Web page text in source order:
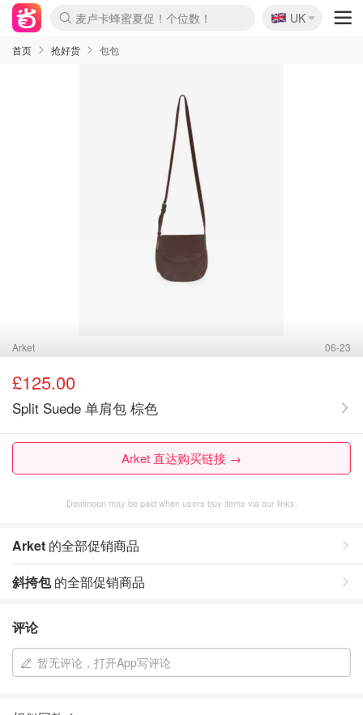
Prada/Miu 4.8折！
啥？必胜客披萨5折！
🇬🇧
UK
首页 抢好货 包包
Arket 06-23
£125.00
Split Suede 单肩包 棕色
Arket 直达购买链接 →
Dealmoon may be paid when users buy items via our links.
Arket 的全部促销商品
斜挎包的全部促销商品
评论
暂无评论，打开App写评论